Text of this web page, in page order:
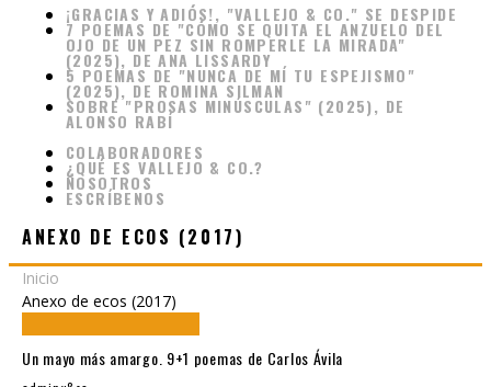
¡GRACIAS Y ADIÓS!, "VALLEJO & CO." SE DESPIDE
7 POEMAS DE "CÓMO SE QUITA EL ANZUELO DEL
OJO DE UN PEZ SIN ROMPERLE LA MIRADA"
(2025), DE ANA LISSARDY
5 POEMAS DE "NUNCA DE MÍ TU ESPEJISMO"
(2025), DE ROMINA SILMAN
SOBRE "PROSAS MINÚSCULAS" (2025), DE
ALONSO RABÍ
COLABORADORES
¿QUÉ ES VALLEJO & CO.?
NOSOTROS
ESCRÍBENOS
ANEXO DE ECOS (2017)
Inicio
Anexo de ecos (2017)
Un mayo más amargo. 9+1 poemas de Carlos Ávila